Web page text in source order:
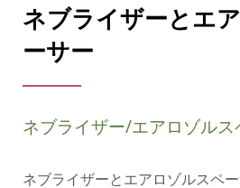
ネブライザーとエ
ーサー
ネブライザー/エアロゾルス
ネブライザーとエアロゾルスペ